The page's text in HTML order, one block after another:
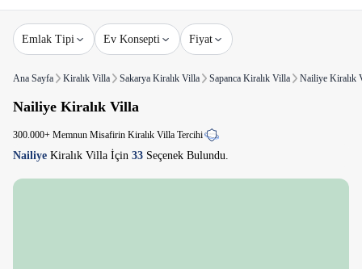
Emlak Tipi Ev Konsepti Fiyat
Ana Sayfa Kiralık Villa Sakarya Kiralık Villa Sapanca Kiralık Villa Nailiye Kiralık
Nailiye Kiralık Villa
300.000+ Memnun Misafirin Kiralık Villa Tercihi
Nailiye Kiralık Villa İçin 33 Seçenek Bulundu.